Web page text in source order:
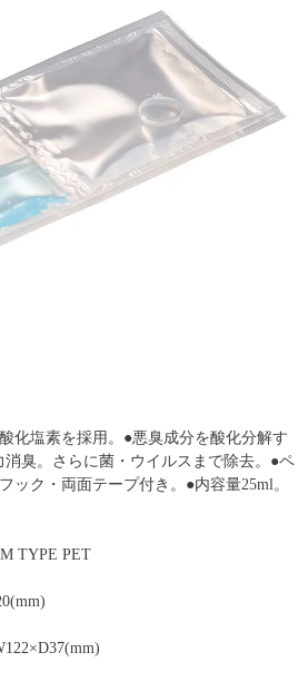
化塩素を採用。●悪臭成分を酸化分解す
臭。さらに菌・ウイルスまで除去。●ペ
ック・両面テープ付き。●内容量25ml。
TYPE PET